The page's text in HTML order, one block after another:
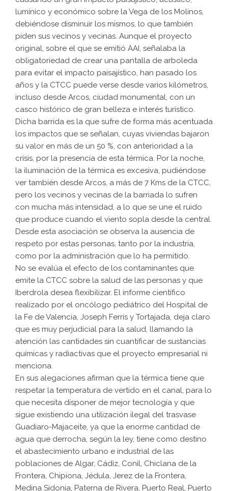
lumínico y económico sobre la Vega de los Molinos,
debiéndose disminuir los mismos, lo que también
piden sus vecinos y vecinas. Aunque el proyecto
original, sobre el que se emitió AAI, señalaba la
obligatoriedad de crear una pantalla de arboleda
para evitar el impacto paisajístico, han pasado los
años y la CTCC puede verse desde varios kilómetros,
incluso desde Arcos, ciudad monumental, con un
casco histórico de gran belleza e interés turístico.
Dicha barrida es la que sufre de forma más acentuada
los impactos que se señalan, cuyas viviendas bajaron
su valor en más de un 50 %, con anterioridad a la
crisis, por la presencia de esta térmica. Por la noche,
la iluminación de la térmica es excesiva, pudiéndose
ver también desde Arcos, a más de 7 Kms de la CTCC,
pero los vecinos y vecinas de la barriada lo sufren
con mucha más intensidad, a lo que se une el ruido
que produce cuando el viento sopla desde la central.
Desde esta asociación se observa la ausencia de
respeto por estas personas, tanto por la industria,
como por la administración que lo ha permitido.
No se evalúa el efecto de los contaminantes que
emite la CTCC sobre la salud de las personas y que
Iberdrola desea flexibilizar. El informe científico
realizado por el oncólogo pediátrico del Hospital de
la Fe de Valencia, Joseph Ferrís y Tortajada, deja claro
que es muy perjudicial para la salud, llamando la
atención las cantidades sin cuantificar de sustancias
químicas y radiactivas que el proyecto empresarial ni
menciona.
En sus alegaciones afirman que la térmica tiene que
respetar la temperatura de vertido en el canal, para lo
que necesita disponer de mejor tecnología y que
sigue existiendo una utilización ilegal del trasvase
Guadiaro-Majaceite, ya que la enorme cantidad de
agua que derrocha, según la ley, tiene como destino
el abastecimiento urbano e industrial de las
poblaciones de Algar, Cádiz, Conil, Chiclana de la
Frontera, Chipiona, Jédula, Jerez de la Frontera,
Medina Sidonia, Paterna de Rivera, Puerto Real, Puerto